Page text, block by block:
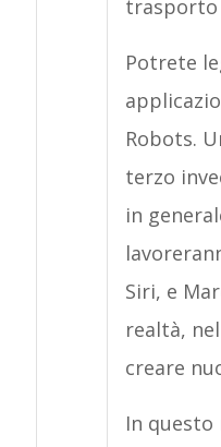
trasporto
Potrete
Robots.
terzo
in
Siri, e
realtà,
creare
In